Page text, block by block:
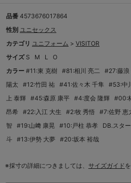
品番 4573676017864
性別 ユニセックス
カテゴリ ユニフォーム > VISITOR
サイズ S M L
O
カラー #11:東 克樹 #81:相川 亮二 #27:藤浪
陽太
#12:竹田 祐 #41:佐々木 千隼 #53:中
上 泰輝 #45:森原 康平 #4:度会 隆輝 #00:
昂希 #22:入江 大生 #2:牧 秀悟 #7:佐野 恵
智 #19:山﨑 康晃 #10:戸柱 恭孝 DB.スタ
斗 #13:伊勢 大夢 #20:坂本 裕哉
※採寸の詳細につきましては、 サイズガイド